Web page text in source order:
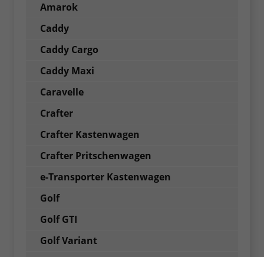
Amarok
Caddy
Caddy Cargo
Caddy Maxi
Caravelle
Crafter
Crafter Kastenwagen
Crafter Pritschenwagen
e-Transporter Kastenwagen
Golf
Golf GTI
Golf Variant